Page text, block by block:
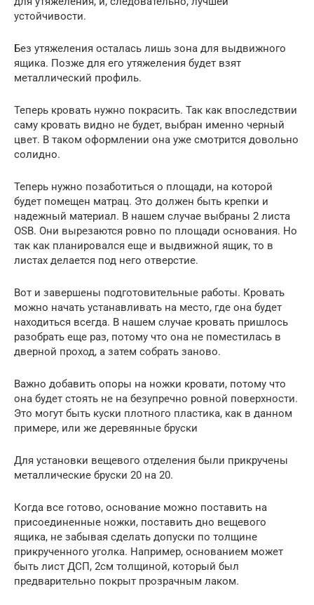
устойчивости.
Без утяжеления осталась лишь зона для выдвижного
ящика. Позже для его утяжеления будет взят
металлический профиль.
Теперь кровать нужно покрасить. Так как впоследствии
саму кровать видно не будет, выбран именно черный
цвет. В таком оформлении она уже смотрится довольно
солидно.
Теперь нужно позаботиться о площади, на которой
будет помещен матрац. Это должен быть крепки и
надежный материал. В нашем случае выбраны 2 листа
OSB. Они вырезаются ровно по площади основания. Но
так как планировался еще и выдвижной ящик, то в
листах делается под него отверстие.
Вот и завершены подготовительные работы. Кровать
можно начать устанавливать на место, где она будет
находиться всегда. В нашем случае кровать пришлось
разобрать еще раз, потому что она не поместилась в
дверной проход, а затем собрать заново.
Важно добавить опоры на ножки кровати, потому что
она будет стоять не на безупречно ровной поверхности.
Это могут быть куски плотного пластика, как в данном
примере, или же деревянные бруски
Для установки вещевого отделения были прикручены
металлические бруски 20 на 20.
Когда все готово, основание можно поставить на
присоединенные ножки, поставить дно вещевого
ящика, не забывая сделать допуски по толщине
прикрученного уголка. Например, основанием может
быть лист ДСП, 2см толщиной, который был
предварительно покрыт прозрачным лаком.